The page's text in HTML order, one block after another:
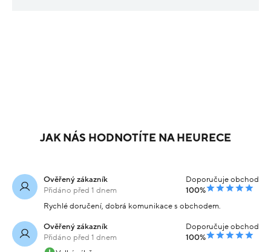
JAK NÁS HODNOTÍTE NA HEURECE
Ověřený zákazník
Přidáno před 1 dnem
Doporučuje obchod
100%
Rychlé doručení, dobrá komunikace s obchodem.
Ověřený zákazník
Přidáno před 1 dnem
Doporučuje obchod
100%